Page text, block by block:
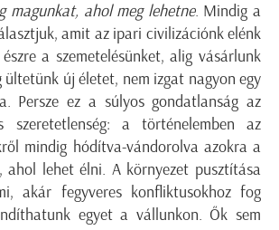
magunkat, ahol meg lehetne. Mindig a
amit az ipari civilizációnk elénk
a szemetelésünket, alig vásárlunk
új életet, nem izgat nagyon egy
Persze ez a súlyos gondatlanság az
szeretetlenség: a történelemben az
mindig hódítva-vándorolva azokra a
ahol lehet élni. A környezet pusztítása
akár fegyveres konfliktusokhoz fog
egyet a vállunkon. Ők sem